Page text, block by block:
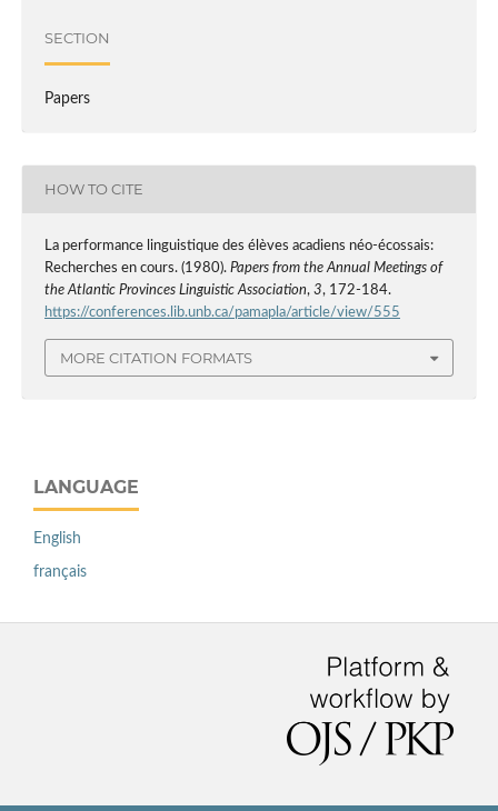
SECTION
Papers
HOW TO CITE
La performance linguistique des élèves acadiens néo-écossais:
Recherches en cours. (1980). Papers from the Annual Meetings of
the Atlantic Provinces Linguistic Association, 3, 172-184.
https://conferences.lib.unb.ca/pamapla/article/view/555
MORE CITATION FORMATS
LANGUAGE
English
français